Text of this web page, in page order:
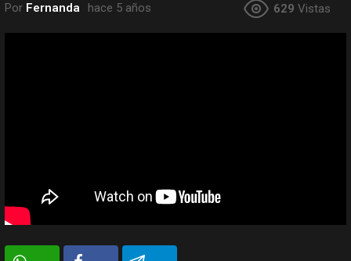
Por Fernanda hace 5 años 629 Vistas